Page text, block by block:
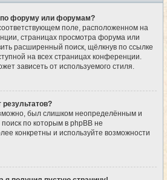
по форуму или форумам?
поле, расположенном на
страницах просмотра форума или
расширенный поиск, щёлкнув по ссылке
на всех страницах конференции.
зависеть от используемого стиля.
был слишком неопределённым и
по которым в phpBB не
конкретны и используйте возможности